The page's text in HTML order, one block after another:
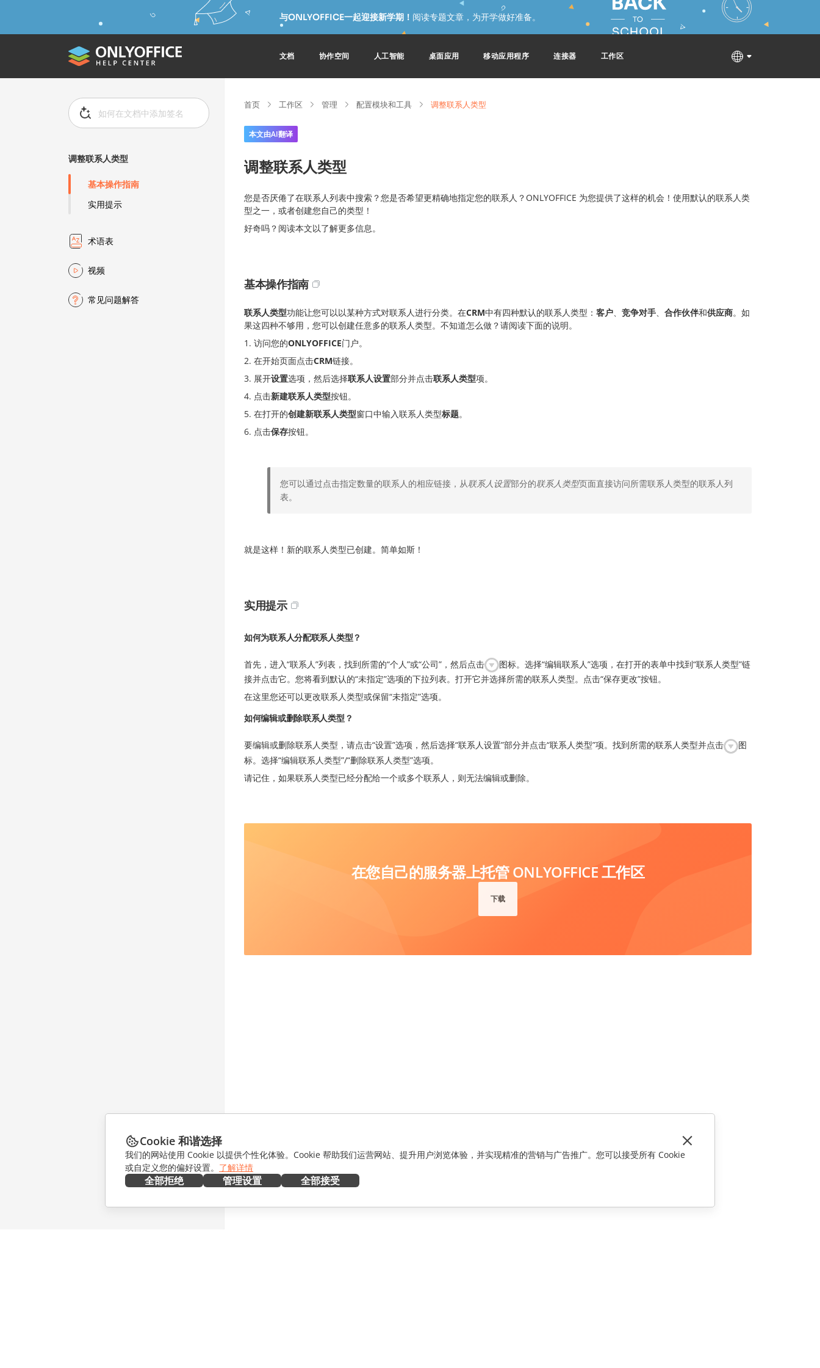
与ONLYOFFICE一起迎接新学期！ 阅读专题文章，为开学做好准备。
文档 协作空间 人工智能 桌面应用 移动应用程序 连接器 工作区
调整联系人类型
基本操作指南
实用提示
术语表
视频
常见问题解答
首页 工作区 管理 配置模块和工具 调整联系人类型
本文由AI翻译
调整联系人类型
您是否厌倦了在联系人列表中搜索？您是否希望更精确地指定您的联系人？ONLYOFFICE 为您提供了这样的机会！使用默认的联系人类
型之一，或者创建您自己的类型！
好奇吗？阅读本文以了解更多信息。
基本操作指南
联系人类型功能让您可以以某种方式对联系人进行分类。在CRM中有四种默认的联系人类型： 客户、 竞争对手、 合作伙伴和供应商。如
果这四种不够用，您可以创建任意多的联系人类型。不知道怎么做？请阅读下面的说明。
访问您的ONLYOFFICE门户。
在开始页面点击CRM链接。
展开设置选项，然后选择联系人设置部分并点击联系人类型项。
点击新建联系人类型按钮。
在打开的创建新联系人类型窗口中输入联系人类型标题。
点击保存按钮。
您可以通过点击指定数量的联系人的相应链接，从联系人设置部分的联系人类型页面直接访问所需联系人类型的联系人列
表。
就是这样！新的联系人类型已创建。简单如斯！
实用提示
如何为联系人分配联系人类型？
首先，进入“联系人”列表，找到所需的“个人”或“公司”，然后点击
图标。选择“编辑联系人”选项，在打开的表单中找到“联系人类型”链
接并点击它。您将看到默认的“未指定”选项的下拉列表。打开它并选择所需的联系人类型。点击“保存更改”按钮。
在这里您还可以更改联系人类型或保留“未指定”选项。
如何编辑或删除联系人类型？
要编辑或删除联系人类型，请点击“设置”选项，然后选择“联系人设置”部分并点击“联系人类型”项。找到所需的联系人类型并点击
图
标。选择“编辑联系人类型”/“删除联系人类型”选项。
请记住，如果联系人类型已经分配给一个或多个联系人，则无法编辑或删除。
在您自己的服务器上托管 ONLYOFFICE 工作区
下载
Cookie 和谐选择
我们的网站使用 Cookie 以提供个性化体验。Cookie 帮助我们运营网站、提升用户浏览体验，并实现精准的营销与广告推广。您可以接受所有 Cookie
或自定义您的偏好设置。 了解详情
全部拒绝 管理设置 全部接受